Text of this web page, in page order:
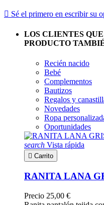
 Sé el primero en escribir su
LOS CLIENTES
PRODUCTO
Recién nacido
Bebé
Complementos
Bautizos
Regalos y
Novedades
Ropa
Oportunidades
search Vista rápida
 Carrito
RANITA LANA
Precio 25,00 €